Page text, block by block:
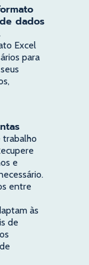
dados
Excel
para
trabalho
e
entre
às
de